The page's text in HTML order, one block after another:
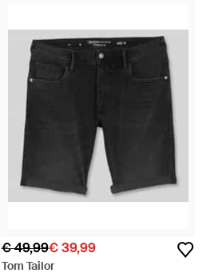
€ 49,99€ 39,99
Tom Tailor